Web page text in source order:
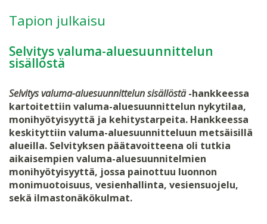
Tapion julkaisu
Selvitys valuma-aluesuunnittelun
sisällöstä
Selvitys valuma-aluesuunnittelun sisällöstä-hankkeessa
kartoitettiin valuma-aluesuunnittelun nykytilaa,
monihyötyisyyttä ja kehitystarpeita. Hankkeessa
keskityttiin valuma-aluesuunnitteluun metsäisillä
alueilla. Selvityksen päätavoitteena oli tutkia
aikaisempien valuma-aluesuunnitelmien
monihyötyisyyttä, jossa painottuu luonnon
monimuotoisuus, vesienhallinta, vesiensuojelu,
sekä ilmastonäkökulmat.